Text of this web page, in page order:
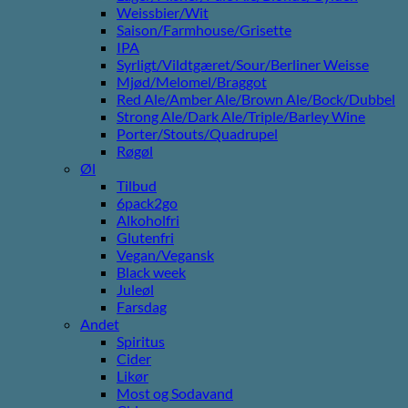
Weissbier/Wit
Saison/Farmhouse/Grisette
IPA
Syrligt/Vildtgæret/Sour/Berliner Weisse
Mjød/Melomel/Braggot
Red Ale/Amber Ale/Brown Ale/Bock/Dubbel
Strong Ale/Dark Ale/Triple/Barley Wine
Porter/Stouts/Quadrupel
Røgøl
Øl
Tilbud
6pack2go
Alkoholfri
Glutenfri
Vegan/Vegansk
Black week
Juleøl
Farsdag
Andet
Spiritus
Cider
Likør
Most og Sodavand